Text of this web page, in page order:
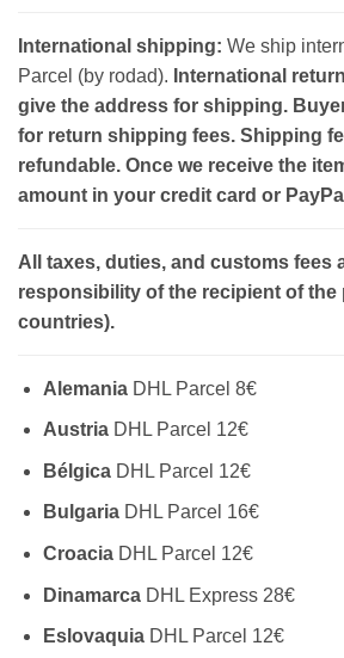
International shipping: We ship
Parcel (by rodad). International
give the address for shipping.
for return shipping fees. Shipping
refundable. Once we receive the
amount in your credit card or
All taxes, duties, and customs fees
responsibility of the recipient of the
countries).
AlemaniaDHL Parcel 8€
AustriaDHL Parcel 12€
BélgicaDHL Parcel 12€
BulgariaDHL Parcel 16€
CroaciaDHL Parcel 12€
DinamarcaDHL Express 28€
EslovaquiaDHL Parcel 12€